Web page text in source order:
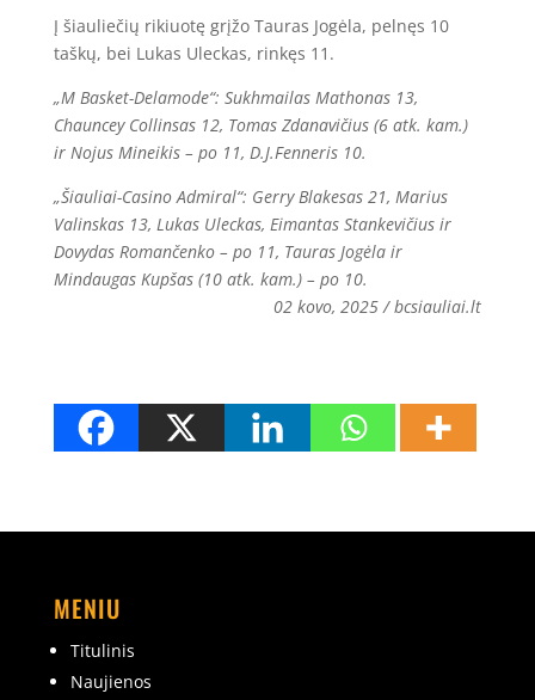
Į šiauliečių rikiuotę grįžo Tauras Jogėla, pelnęs 10
taškų, bei Lukas Uleckas, rinkęs 11.
„M Basket-Delamode“: Sukhmailas Mathonas 13,
Chauncey Collinsas 12, Tomas Zdanavičius (6 atk. kam.)
ir Nojus Mineikis – po 11, D.J.Fenneris 10.
„Šiauliai-Casino Admiral“: Gerry Blakesas 21, Marius
Valinskas 13, Lukas Uleckas, Eimantas Stankevičius ir
Dovydas Romančenko – po 11, Tauras Jogėla ir
Mindaugas Kupšas (10 atk. kam.) – po 10.
02 kovo, 2025 / bcsiauliai.lt
MENIU
Titulinis
Naujienos